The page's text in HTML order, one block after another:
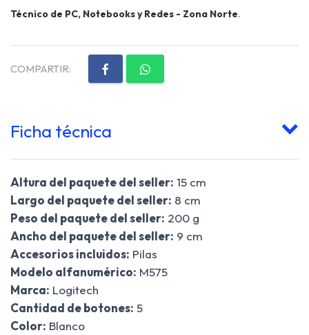
Técnico de PC, Notebooks y Redes - Zona Norte.
COMPARTIR:
Ficha técnica
Altura del paquete del seller: 15 cm
Largo del paquete del seller: 8 cm
Peso del paquete del seller: 200 g
Ancho del paquete del seller: 9 cm
Accesorios incluidos: Pilas
Modelo alfanumérico: M575
Marca: Logitech
Cantidad de botones: 5
Color: Blanco